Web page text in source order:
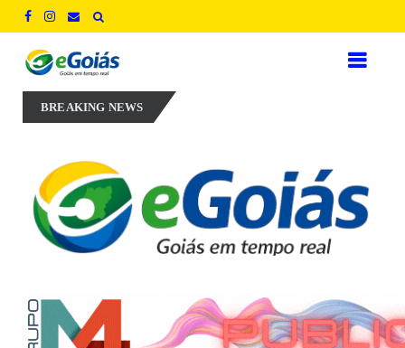
BREAKING NEWS
aposta em experiência, inovação e geração de empregos para